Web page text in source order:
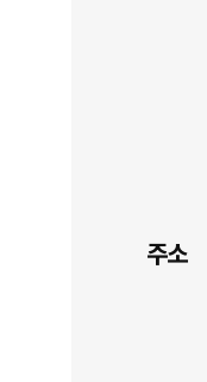
주소